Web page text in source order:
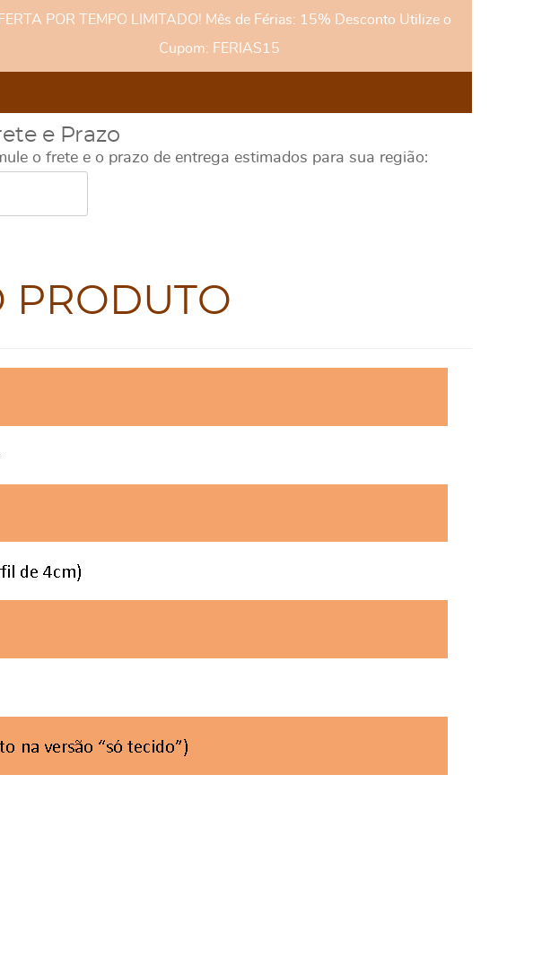
POR TEMPO LIMITADO! Mês de Férias: 15% Desconto Utilize o
Cupom: FERIAS15
e Prazo
o frete e o prazo de entrega estimados para sua região:
PRODUTO